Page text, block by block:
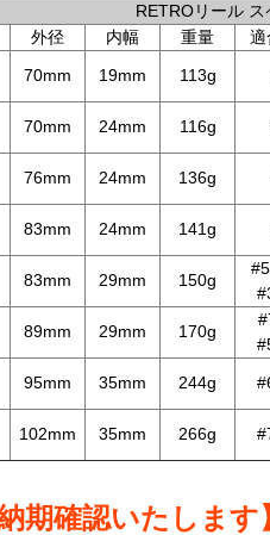
RETROリール ス
外径 内幅 重量 適
70mm 19mm 113g
70mm 24mm 116g
76mm 24mm 136g
83mm 24mm 141g
83mm 29mm 150g
89mm 29mm 170g
95mm 35mm 244g
102mm 35mm 266g
期確認いたしま